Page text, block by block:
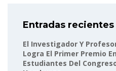
Entradas recientes
El Investigador Y
Logra El Primer Premio
Estudiantes Del Congreso